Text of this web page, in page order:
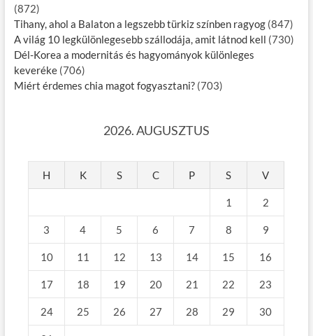
(872)
Tihany, ahol a Balaton a legszebb türkiz színben ragyog (847)
A világ 10 legkülönlegesebb szállodája, amit látnod kell (730)
Dél-Korea a modernitás és hagyományok különleges
keveréke (706)
Miért érdemes chia magot fogyasztani? (703)
2026. AUGUSZTUS
H K S C P S V
1 2
3 4 5 6 7 8 9
10 11 12 13 14 15 16
17 18 19 20 21 22 23
24 25 26 27 28 29 30